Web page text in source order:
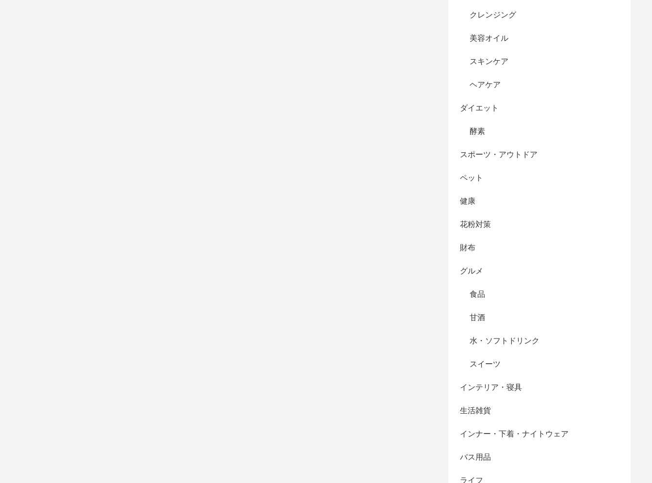
クレンジング
美容オイル
スキンケア
ヘアケア
ダイエット
酵素
スポーツ・アウトドア
ペット
健康
花粉対策
財布
グルメ
食品
甘酒
水・ソフトドリンク
スイーツ
インテリア・寝具
生活雑貨
インナー・下着・ナイトウェア
バス用品
ライフ